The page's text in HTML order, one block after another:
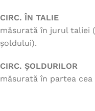
CIRC. ÎN TALIE
măsurată în jurul taliei
șoldului).
CIRC. ȘOLDURILOR
măsurată în partea